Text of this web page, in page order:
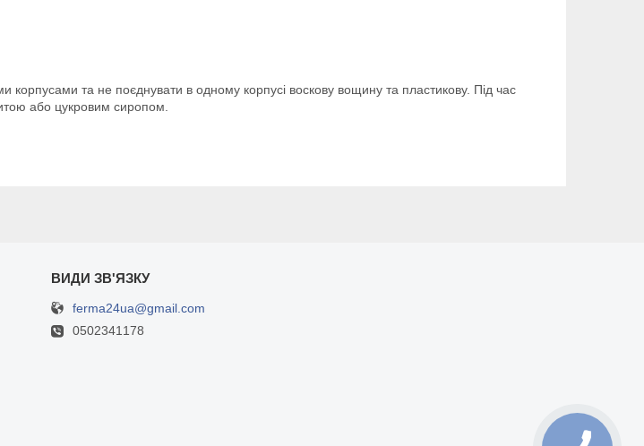
корпусами та не поєднувати в одному корпусі воскову вощину та пластикову. Під час
або цукровим сиропом.
ferma24ua@gmail.com
0502341178